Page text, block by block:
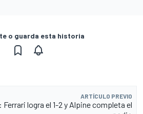
o guarda esta historia
ARTÍCULO PREVIO
Ferrari logra el 1-2 y Alpine completa el